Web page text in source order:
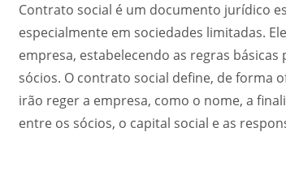
Contrato social é um documento jurídico
especialmente em sociedades limitadas.
empresa, estabelecendo as regras
sócios. O contrato social define, de forma
irão reger a empresa, como o nome, a
entre os sócios, o capital social e as